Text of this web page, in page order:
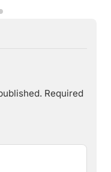
Required